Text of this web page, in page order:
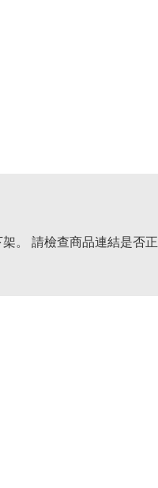
。 請檢查商品連結是否正